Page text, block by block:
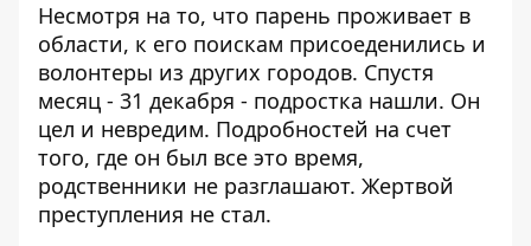
Несмотря на то, что парень проживает в
области, к его поискам присоеденились и
волонтеры из других городов. Спустя
месяц - 31 декабря - подростка нашли. Он
цел и невредим. Подробностей на счет
того, где он был все это время,
родственники не разглашают. Жертвой
преступления не стал.